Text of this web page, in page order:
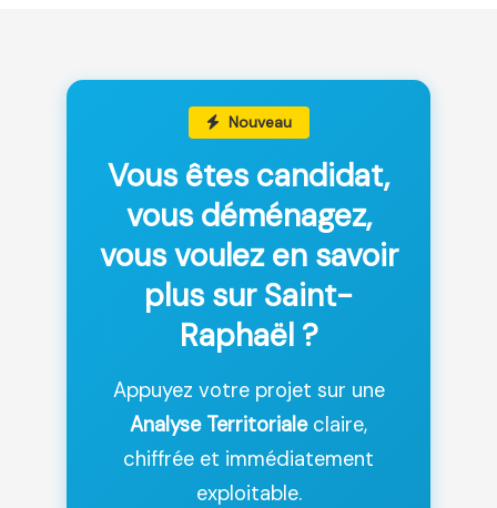
Nouveau
Vous êtes candidat,
vous déménagez,
vous voulez en savoir
plus sur Saint-
Raphaël ?
Appuyez votre projet sur une
Analyse Territorialeclaire,
chiffrée et immédiatement
exploitable.